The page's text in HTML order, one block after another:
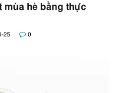
mùa hè bằng thực
25 0